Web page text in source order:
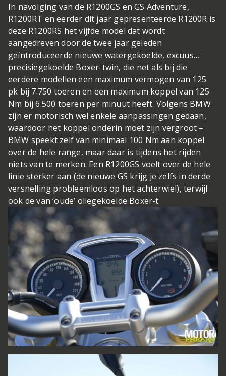
In navolging van de R1200GS en GS Adventure,
R1200RT en eerder dit jaar gepresenteerde R1200R is
deze R1200RS het vijfde model dat wordt
aangedreven door de twee jaar geleden
geïntroduceerde nieuwe watergekoelde, excuus…
precisiegekoelde Boxer-twin, die net als bij die
eerdere modellen een maximum vermogen van 125
pk bij 7.750 toeren en een maximum koppel van 125
Nm bij 6.500 toeren per minuut heeft. Volgens BMW
zijn er motorisch wel enkele aanpassingen gedaan,
waardoor het koppel onderin moet zijn vergroot –
BMW speekt zelf van minimaal 100 Nm aan koppel
over de hele range, maar daar is tijdens het rijden
niets van te merken. Een R1200GS voelt over de hele
linie sterker aan (de nieuwe GS krijg je zelfs in derde
versnelling probleemloos op het achterwiel), terwijl
ook de van ‘oude’ oliegekoelde Boxer-t